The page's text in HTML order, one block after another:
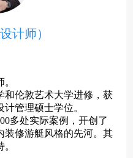
计师）
和伦敦艺术大学进修，获
管理硕士学位。
多处实际案例，开创了
装修游艇风格的先河。其